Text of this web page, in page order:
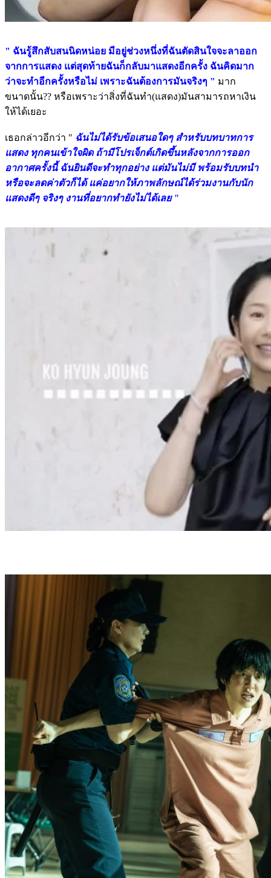
" ฉันรู้สึกสับสนนิดหน่อย มีอยู่ช่วงหนึ่งที่ฉันตัดสินใจจะลาออก
จากการแสดง แต่สุดท้ายฉันก็กลับมาแสดงอีกครั้ง ฉันคิดมาก
ว่าจะทำอีกครั้งหรือไม่ เพราะฉันต้องการมันจริงๆ " มาก
ขนาดนั้น?? หรือเพราะว่าสิ่งที่ฉันทำ(แสดง)มันสามารถหาเงิน
ให้ได้เยอะ
เธอกล่าวอีกว่า " ฉันไม่ได้รับข้อเสนอใดๆ สำหรับบทบาทการ
แสดง ทุกคนเข้าใจผิด ถ้ามีโปรเจ็กต์เกิดขึ้นหลังจากการออก
อากาศครั้งนี้ ฉันยินดีจะทำทุกอย่าง แต่มันไม่มี พร้อมรับบทนำ
หรือจะลดค่าตัวก็ได้ แค่อยากให้ภาพลักษณ์ได้ร่วมงานกับนัก
แสดงดีๆ จริงๆ งานที่อยากทำยังไม่ได้เลย "